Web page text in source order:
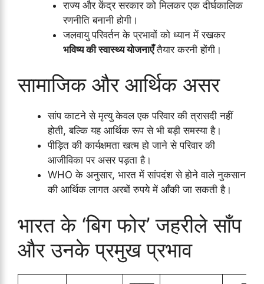
राज्य और केंद्र सरकार को मिलकर एक दीर्घकालिक
रणनीति बनानी होगी।
जलवायु परिवर्तन के प्रभावों को ध्यान में रखकर
भविष्य की स्वास्थ्य योजनाएँतैयार करनी होंगी।
सामाजिक और आर्थिक असर
सांप काटने से मृत्यु केवल एक परिवार की त्रासदी नहीं
होती, बल्कि यह आर्थिक रूप से भी बड़ी समस्या है।
पीड़ित की कार्यक्षमता खत्म हो जाने से परिवार की
आजीविका पर असर पड़ता है।
WHO के अनुसार, भारत में सांपदंश से होने वाले नुकसान
की आर्थिक लागत अरबों रुपये में आँकी जा सकती है।
भारत के ‘बिग फोर’ जहरीले साँप
और उनके प्रमुख प्रभाव